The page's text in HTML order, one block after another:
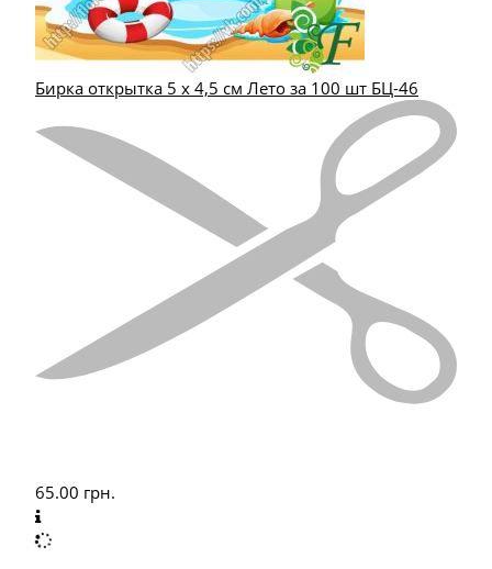
Бирка открытка 5 х 4,5 см Лето за 100 шт БЦ-46
65.00 грн.